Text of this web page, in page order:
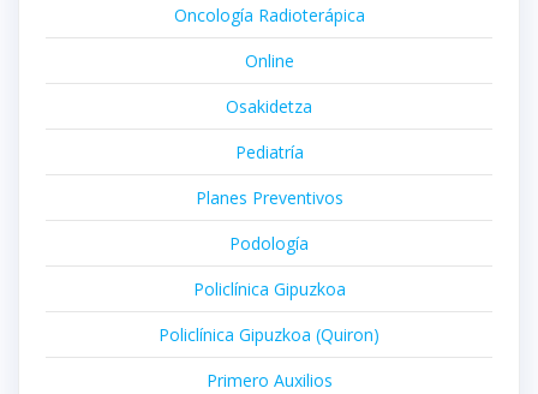
Oncología Radioterápica
Online
Osakidetza
Pediatría
Planes Preventivos
Podología
Policlínica Gipuzkoa
Policlínica Gipuzkoa (Quiron)
Primero Auxilios